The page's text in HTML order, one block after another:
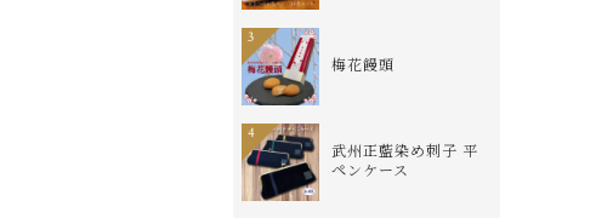
梅花饅頭
3
武州正藍染め刺子 平
ペンケース
4